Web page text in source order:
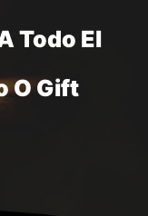
Todo El
O Gift